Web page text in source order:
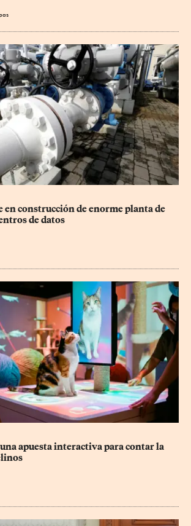
construcción de enorme planta de
de datos
apuesta interactiva para contar la